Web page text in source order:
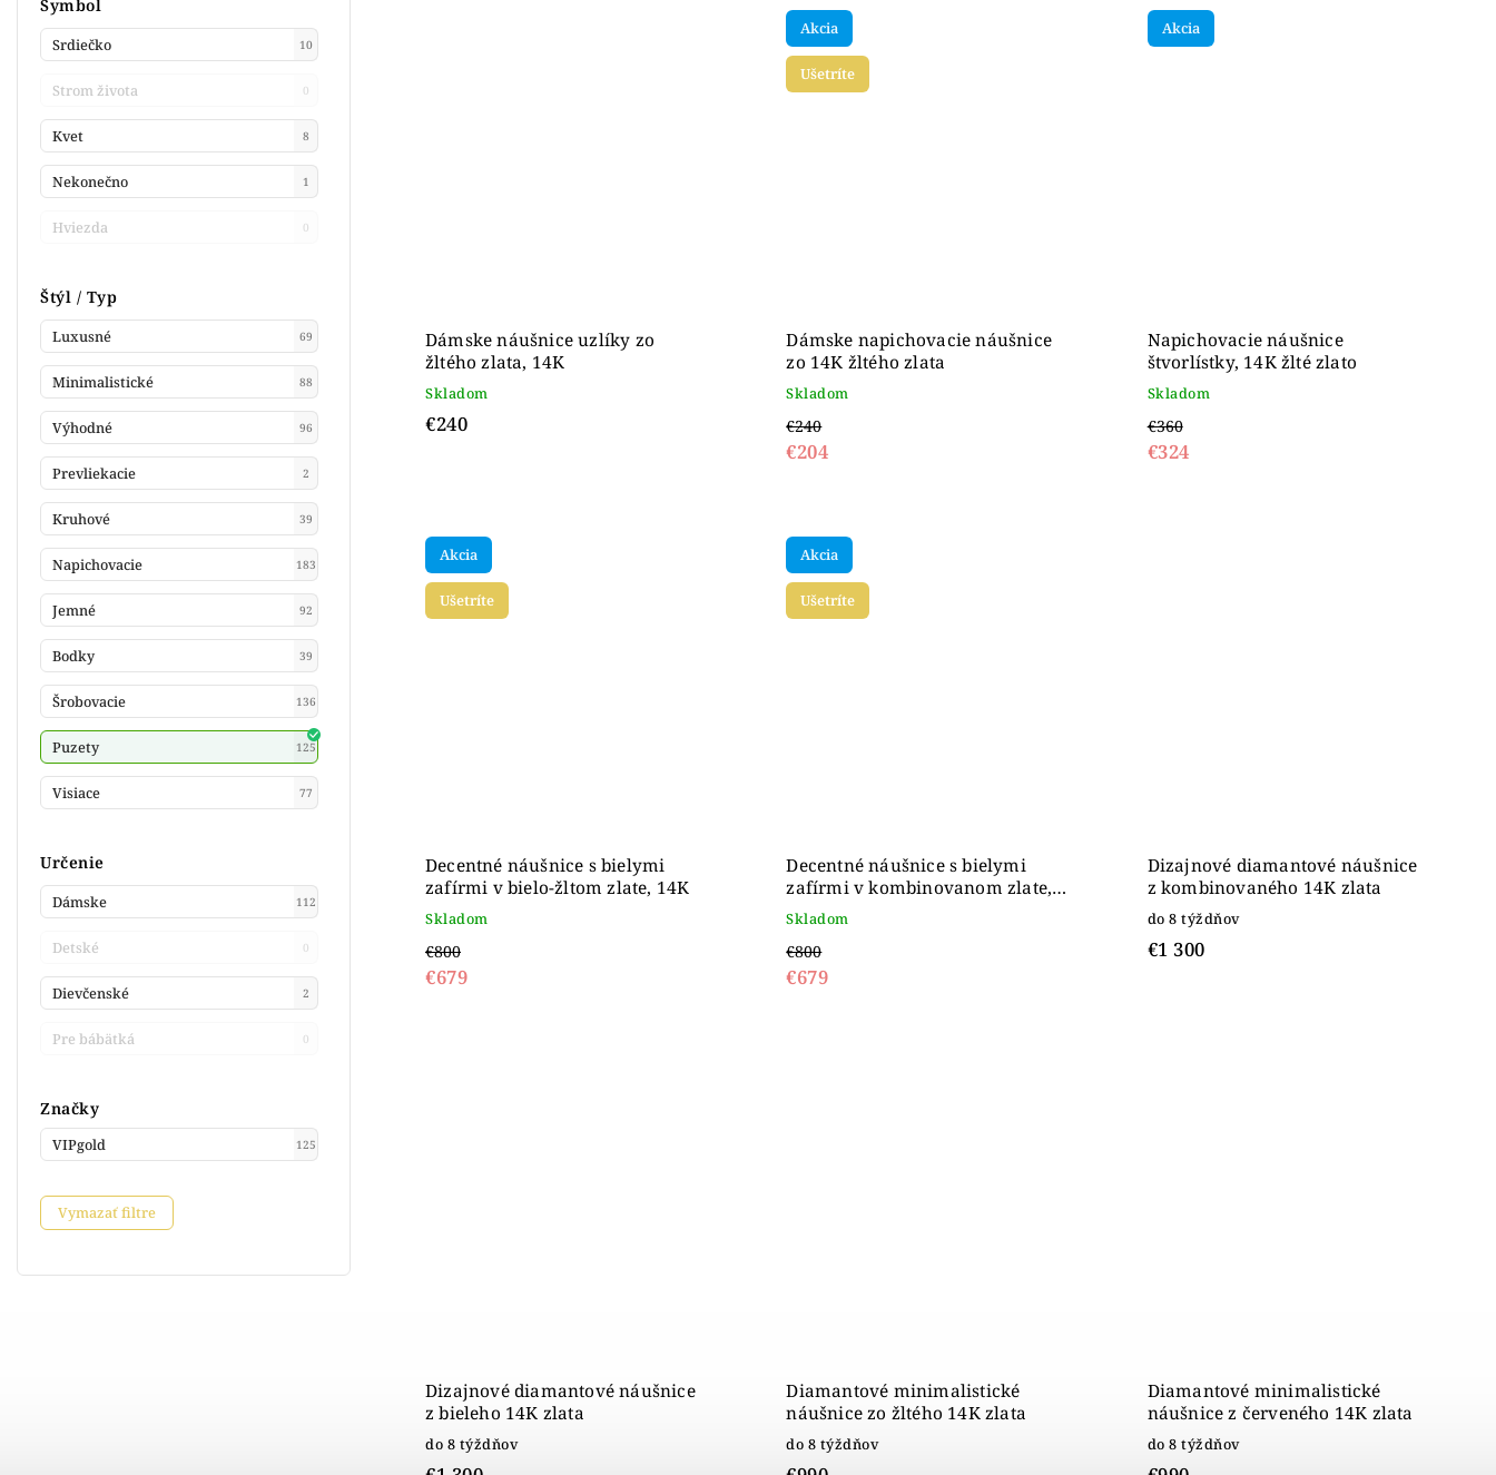
Značky
VIPgold 125
Symbol
Srdiečko 10
Strom života 0
Kvet 8
Nekonečno 1
Hviezda 0
Štýl / Typ
Luxusné 69
Minimalistické 88
Výhodné 96
Prevliekacie 2
Kruhové 39
Napichovacie 183
Jemné 92
Bodky 39
Šrobovacie 136
Puzety 125
Visiace 77
Určenie
Dámske 112
Detské 0
Dievčenské 2
Pre bábätká 0
Vymazať filtre
Dámske náušnice uzlíky zo
žltého zlata, 14K
Skladom
€240
Akcia
Ušetríte
Dámske napichovacie náušnice
zo 14K žltého zlata
Skladom
€240
€204
Akcia
Napichovacie náušnice
štvorlístky, 14K žlté zlato
Skladom
€360
€324
Akcia
Ušetríte
Decentné náušnice s bielymi
zafírmi v bielo-žltom zlate, 14K
Skladom
€800
€679
Akcia
Ušetríte
Decentné náušnice s bielymi
zafírmi v kombinovanom zlate,
14K
Skladom
€800
€679
Dizajnové diamantové náušnice
z kombinovaného 14K zlata
do 8 týždňov
€1 300
Dizajnové diamantové náušnice
z bieleho 14K zlata
do 8 týždňov
Diamantové minimalistické
náušnice zo žltého 14K zlata
do 8 týždňov
Diamantové minimalistické
náušnice z červeného 14K zlata
do 8 týždňov